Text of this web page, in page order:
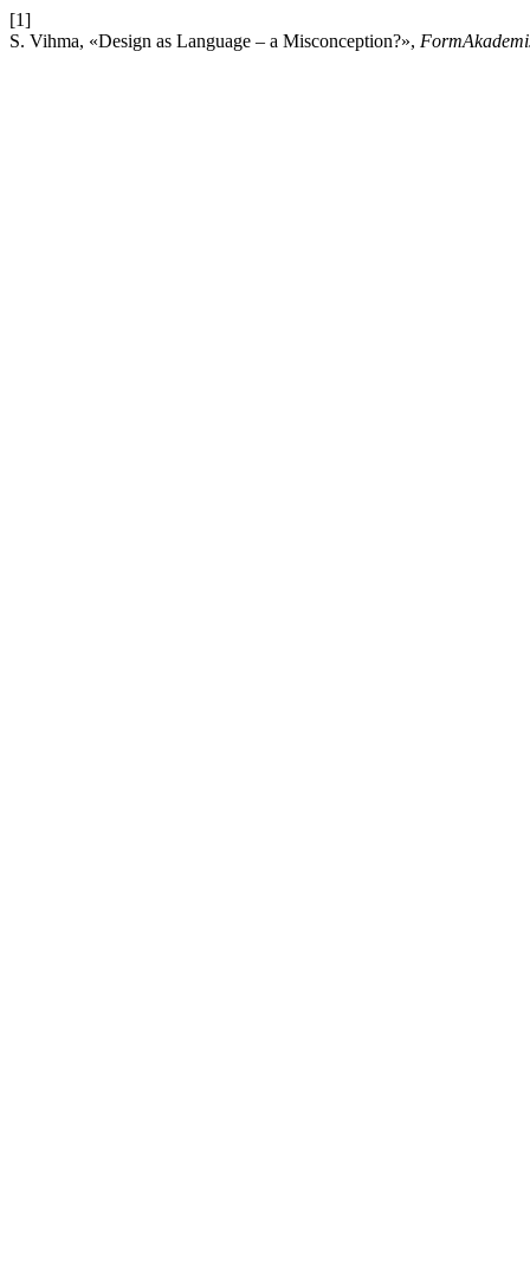
[1]
S. Vihma, «Design as Language – a Misconception?»,